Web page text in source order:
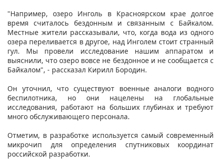
"Например, озеро Инголь в Красноярском крае долгое
время считалось бездонным и связанным с Байкалом.
Местные жители рассказывали, что, когда вода из одного
озера переливается в другое, над Инголем стоит странный
гул. Мы провели исследование нашим аппаратом и
выяснили, что озеро вовсе не бездонное и не сообщается с
Байкалом", - рассказал Кирилл Бородин.
Он уточнил, что существуют военные аналоги водного
беспилотника, но они нацелены на глобальные
исследования, работают на больших глубинах и требуют
много обслуживающего персонала.
Отметим, в разработке используется самый современный
микрочип для определения спутниковых координат
российской разработки.